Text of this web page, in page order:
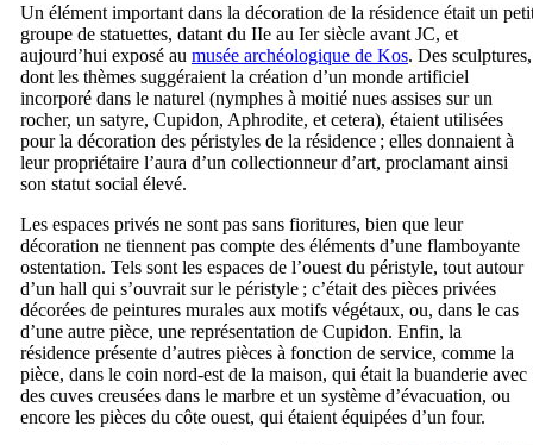
Un élément important dans la décoration de la résidence était un
groupe de statuettes, datant du IIe au Iersiècle avant JC, et
aujourd’hui exposé au musée archéologique de Kos. Des sculptures,
dont les thèmes suggéraient la création d’un monde artificiel
incorporé dans le naturel (nymphes à moitié nues assises sur un
rocher, un satyre, Cupidon, Aphrodite, et cetera), étaient utilisées
pour la décoration des péristyles de la résidence ; elles donnaient à
leur propriétaire l’aura d’un collectionneur d’art, proclamant ainsi
son statut social élevé.
Les espaces privés ne sont pas sans fioritures, bien que leur
décoration ne tiennent pas compte des éléments d’une flamboyante
ostentation. Tels sont les espaces de l’ouest du péristyle, tout autour
d’un hall qui s’ouvrait sur le péristyle ; c’était des pièces privées
décorées de peintures murales aux motifs végétaux, ou, dans le cas
d’une autre pièce, une représentation de Cupidon. Enfin, la
résidence présente d’autres pièces à fonction de service, comme la
pièce, dans le coin nord-est de la maison, qui était la buanderie avec
des cuves creusées dans le marbre et un système d’évacuation, ou
encore les pièces du côte ouest, qui étaient équipées d’un four.